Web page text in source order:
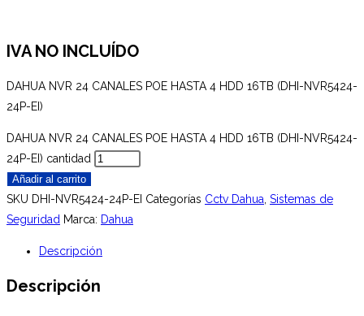
IVA NO INCLUÍDO
DAHUA NVR 24 CANALES POE HASTA 4 HDD 16TB (DHI-NVR5424-
24P-EI)
DAHUA NVR 24 CANALES POE HASTA 4 HDD 16TB (DHI-NVR5424-
24P-EI) cantidad
Añadir al carrito
SKU DHI-NVR5424-24P-EI Categorías Cctv Dahua Sistemas de
Seguridad Marca: Dahua
Descripción
Descripción